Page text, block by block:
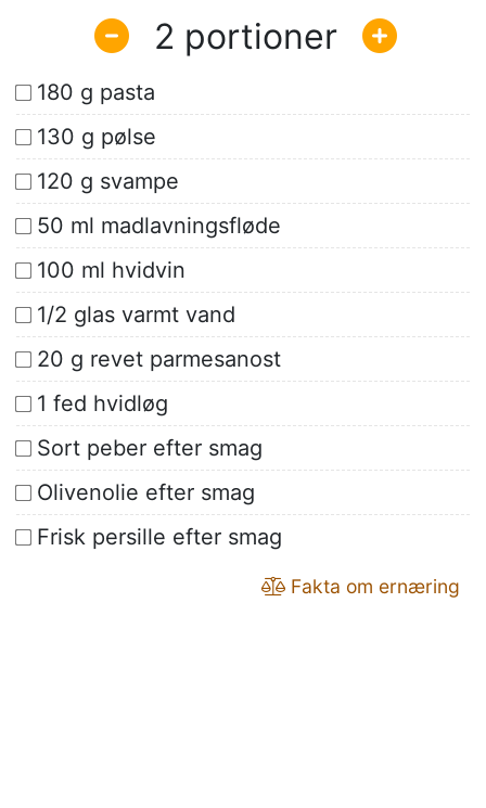
2
180 g pasta
130 g pølse
120 g svampe
50 ml madlavningsfløde
100 ml hvidvin
1/2 glas varmt vand
20 g revet parmesanost
1 fed hvidløg
Sort peber efter smag
Olivenolie efter smag
Frisk persille efter smag
Fakta om ernæring